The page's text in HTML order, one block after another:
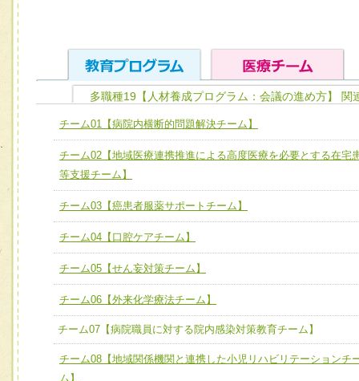
ユニット１ 医療人としての基礎能力
全人的医療を実践する医療人として、必要な基礎能力を身
ける
必要に応じて柔軟に医療チームを組織し、強調できる
ユニット３ 多職種連携力
他職種の視点とスキルを学び、相互理解と連携を深める
チーム01【病院内横断的問題解決チーム】
チーム02【地域医療連携推進による高度医療を必要とする
宅患者等支援チーム】
チーム05【せん妄対策チーム】
チーム06【外来化学療法チーム】
チーム07【病院職員に対する院内感染対策教育チーム】
チーム08【地域関係機関と連携した小児リハビリテーショ
多職種19【人材養成プログラム：会議の進め方】 関
チーム01【病院内横断的問題解決チーム】
チーム02【地域医療連携推進による高度医療を必要とする在宅
等支援チーム】
チーム03【癌患者服薬サポートチーム】
チーム04【口腔ケアチーム】
チーム05【せん妄対策チーム】
チーム06【外来化学療法チーム】
チーム07【病院職員に対する院内感染対策教育チーム】
チーム08【地域関係機関と連携した小児リハビリテーションチ
ム】